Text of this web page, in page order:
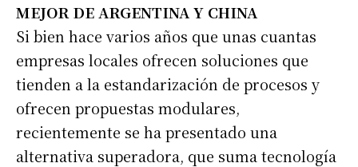
MEJOR DE ARGENTINA Y CHINA
Si bien hace varios años que unas cuantas
empresas locales ofrecen soluciones que
tienden a la estandarización de procesos y
ofrecen propuestas modulares,
recientemente se ha presentado una
alternativa superadora, que suma tecnología